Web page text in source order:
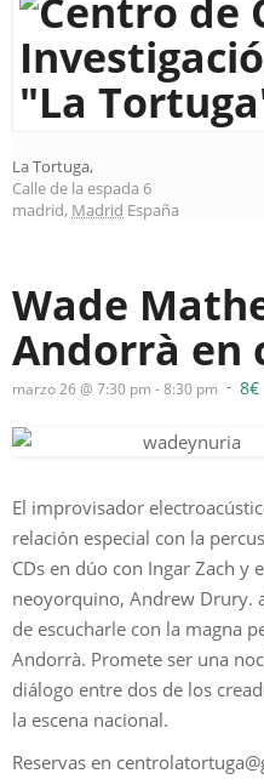
La Tortuga,
Calle de la espada 6
madrid, Madrid España
Wade
Andorrà en
marzo 26 @ 7:30 pm -8:30 pm - 8€
El improvisador
relación especial con la
CDs en dúo con Ingar Zach y
neoyorquino, Andrew Drury.
de escucharle con la magna
Andorrà. Promete ser una
diálogo entre dos de los
la escena nacional.
Reservas en